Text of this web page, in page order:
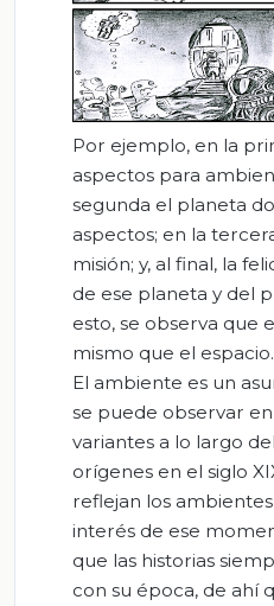
Por ejemplo, en la
aspectos para
segunda el planeta
aspectos; en la
misión; y, al final, la
de ese planeta y del
esto, se observa que
mismo que el espacio.
El ambiente es un
se puede observar
variantes a lo largo
orígenes en el siglo
reflejan los
interés de ese
que las historias
con su época, de ahí